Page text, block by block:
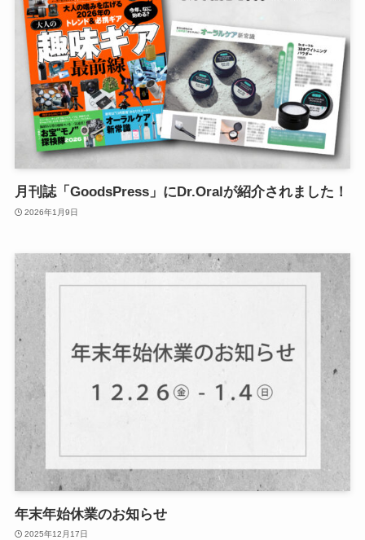
月刊誌「GoodsPress」にDr.Oralが紹介されました！
2026年1月9日
年末年始休業のお知らせ
2025年12月17日